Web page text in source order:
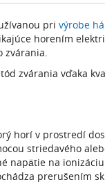
pri výrobe
horením
zvárania.
zvárania vďaka
horí v prostredí
striedavého
napätie na
prerušením